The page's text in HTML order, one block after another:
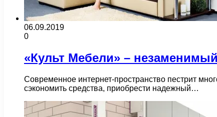
06.09.2019
0
«Культ Мебели» –
Современное интернет-пространство пестрит
сэкономить средства, приобрести надежный…